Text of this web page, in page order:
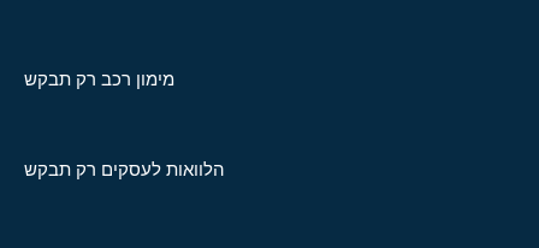
מימון רכב רק תבקש
הלוואות לעסקים רק תבקש